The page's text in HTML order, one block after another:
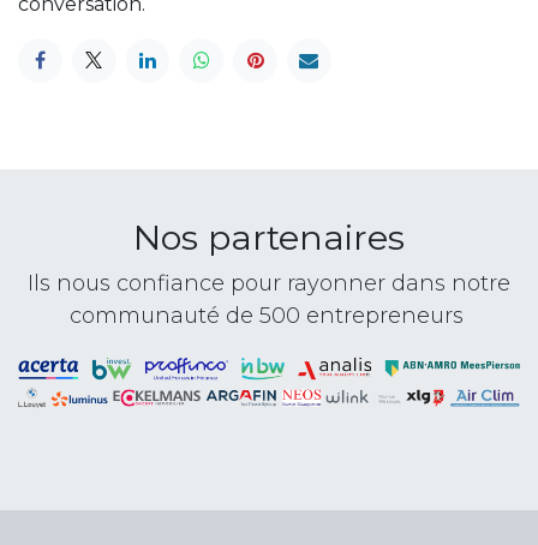
Nos partenaires
Ils nous confiance pour rayonner dans notre
communauté de 500 entrepreneurs